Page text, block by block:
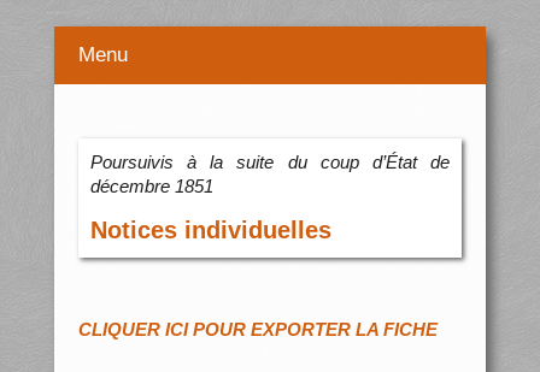
Menu
Poursuivis à la suite du coup d’État de
décembre 1851
Notices individuelles
CLIQUER ICI POUR EXPORTER LA FICHE